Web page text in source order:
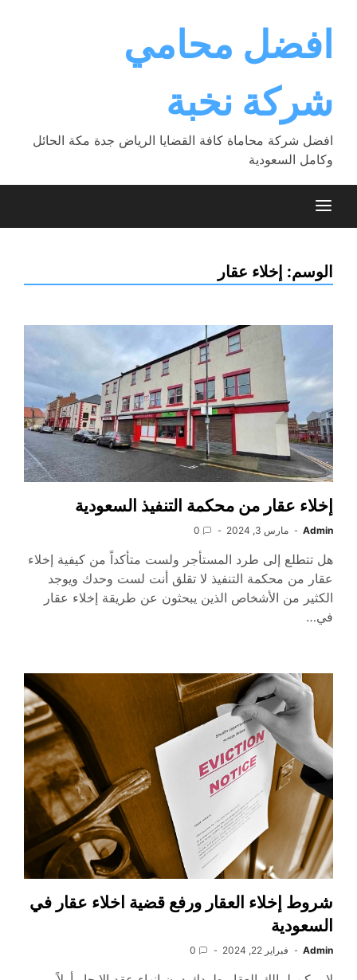
contentافضل محامي
شركة نخبة
افضل شركة محاماة كافة القضايا الرياض جدة مكة الحائل
وكامل السعودية
الوسم: إخلاء عقار
إخلاء عقار من محكمة التنفيذ السعودية
Admin مارس 3, 2024 0
هل تتطلع إلى طرد المستأجر ولست متأكداً من كيفية إخلاء
عقار من محكمة التنفيذ لا تقلق أنت لست وحدك ويوجد
الكثير من الأشخاص الذين يبحثون عن طريقة إخلاء عقار
في…
شروط إخلاء العقار ورفع قضية اخلاء عقار في
السعودية
Admin فبراير 22, 2024 0